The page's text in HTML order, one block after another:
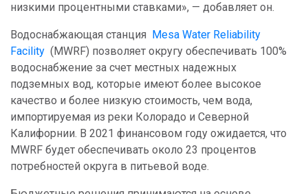
низкими процентными ставками», — добавляет он.
Водоснабжающая станция Mesa Water Reliability
Facility (MWRF) позволяет округу обеспечивать 100%
водоснабжение за счет местных надежных
подземных вод, которые имеют более высокое
качество и более низкую стоимость, чем вода,
импортируемая из реки Колорадо и Северной
Калифорнии. В 2021 финансовом году ожидается, что
MWRF будет обеспечивать около 23 процентов
потребностей округа в питьевой воде.